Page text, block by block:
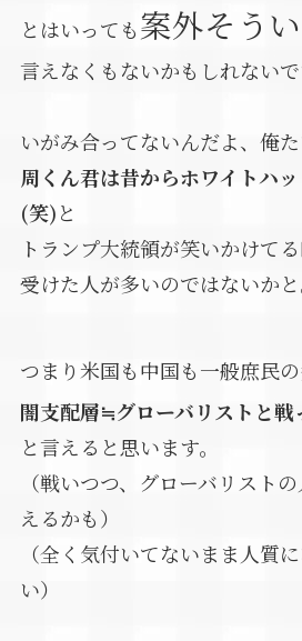
とはいっても案外そう
言えなくもないかもしれないで
いがみ合ってないんだよ、俺た
周くん君は昔からホワイトハ
(笑)と
トランプ大統領が笑いかけて
受けた人が多いのではないかと
つまり米国も中国も一般庶民
闇支配層≒グローバリストと戦
と言えると思います。
（戦いつつ、グローバリスト
えるかも）
（全く気付いてないまま人質
い）